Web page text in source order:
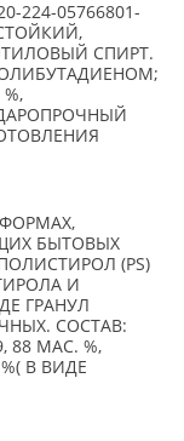
224-05766801-
СПИРТ.
БЫТОВЫХ
(PS)
И
ГРАНУЛ
СОСТАВ:
88 МАС. %,
В ВИДЕ